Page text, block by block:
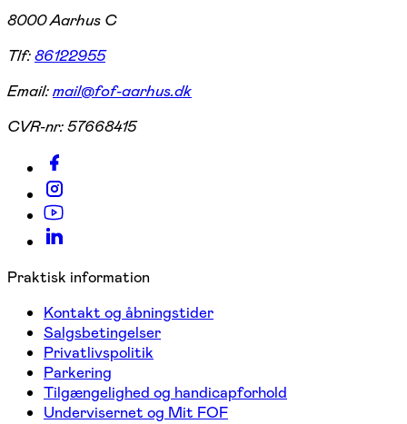
8000 Aarhus C
Tlf:86122955
Email:mail@fof-aarhus.dk
CVR-nr:57668415
Praktisk information
Kontakt og åbningstider
Salgsbetingelser
Privatlivspolitik
Parkering
Tilgængelighed og handicapforhold
Undervisernet og Mit FOF